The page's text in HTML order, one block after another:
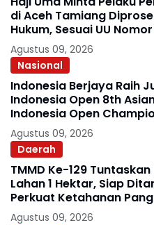
di Aceh Tamiang
Hukum, Sesuai UU
Tentang TPKS
Agustus 09, 2026
Nasional
Indonesia Berjaya Raih
Indonesia Open 8th
Indonesia Open
Agustus 09, 2026
Daerah
TMMD Ke-129
Lahan 1 Hektar, Siap
Perkuat Ketahanan
Sesor
Agustus 09, 2026